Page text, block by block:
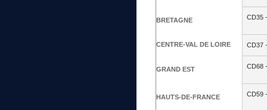
BRETAGNE CD35
CENTRE-VAL DE LOIRE CD37
GRAND EST CD68
HAUTS-DE-FRANCE CD59